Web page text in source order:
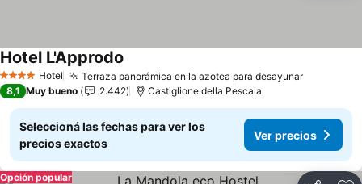
4 EstrellasHotel Terraza panorámica en la azotea para desayunarVer
Hotel L'Approdo
8,1 Muy bueno 2.442 Castiglione della Pescaia
Seleccioná las fechas para ver los
precios exactos
Ver precios
Opción popular